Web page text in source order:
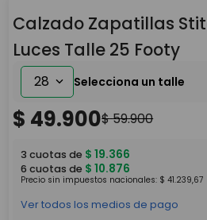
4.
monopatin
5. toy story
Calzado Zapatillas
Luces Talle 25 Footy
28
$ 49.900$59.900
3 cuotas de $ 19.366
6 cuotas de $ 10.876
Precio sin impuestos nacionales: $ 41.239,67
Ver todos los medios de pago